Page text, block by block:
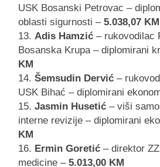
USK Bosanski Petrovac –
oblasti sigurnosti – 5.038,07 KM
Adis Hamzić – rukovodilac
Bosanska Krupa – diplomirani
KM
Šemsudin Dervić –
USK Bihać – diplomirani
Jasmin Husetić – viši
interne revizije – diplomirani
KM
Ermin Goretić – direktor
medicine – 5.013,00 KM